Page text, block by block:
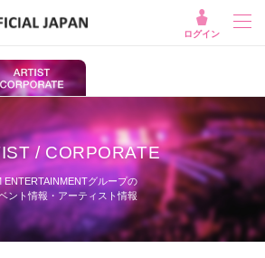
ログイン
/ CORPORATE
ENTERTAINMENTグループの
ント情報・アーティスト情報